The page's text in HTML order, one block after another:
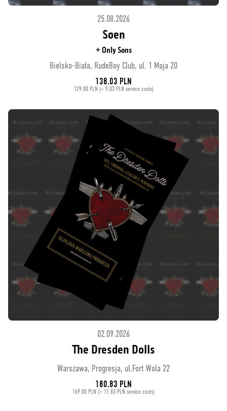
25.08.2026
Soen
+ Only Sons
Bielsko-Biała, RudeBoy Club, ul. 1 Maja 20
138.03 PLN
129.00 PLN (+ 9.03 PLN service costs)
02.09.2026
The Dresden Dolls
Warszawa, Progresja, ul.Fort Wola 22
180.83 PLN
169.00 PLN (+ 11.83 PLN service costs)